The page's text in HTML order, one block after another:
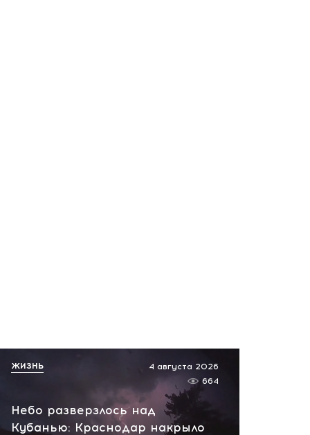
Небо разверзлось над
Кубанью: Краснодар накрыло
4 августа 2026
664
ЖИЗНЬ